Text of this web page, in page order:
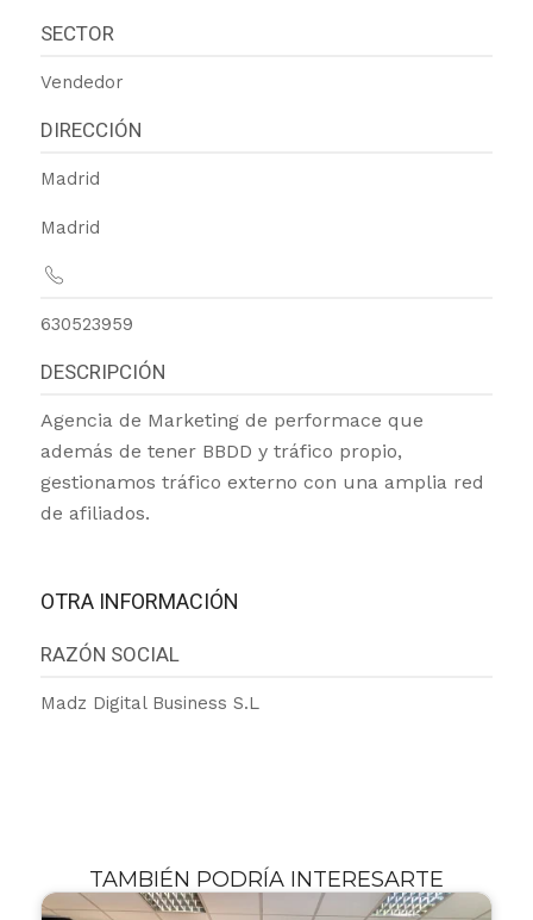
SECTOR
Vendedor
DIRECCIÓN
Madrid
Madrid
630523959
DESCRIPCIÓN
Agencia de Marketing de performace que
además de tener BBDD y tráfico propio,
gestionamos tráfico externo con una amplia red
de afiliados.
OTRA INFORMACIÓN
RAZÓN SOCIAL
Madz Digital Business S.L
TAMBIÉN PODRÍA INTERESARTE